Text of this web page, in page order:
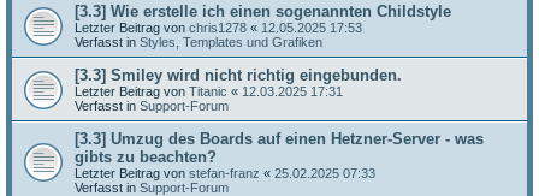
[3.3] Wie erstelle ich einen sogenannten Childstyle
Letzter Beitrag von chris1278 « 12.05.2025 17:53
Verfasst in Styles, Templates und Grafiken
[3.3] Smiley wird nicht richtig eingebunden.
Letzter Beitrag von Titanic « 12.03.2025 17:31
Verfasst in Support-Forum
[3.3] Umzug des Boards auf einen Hetzner-Server - was
gibts zu beachten?
Letzter Beitrag von stefan-franz « 25.02.2025 07:33
Verfasst in Support-Forum